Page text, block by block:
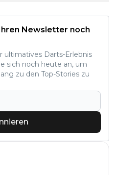
Newsletter noch
ultimatives Darts-Erlebnis
sich noch heute an, um
zu den Top-Stories zu